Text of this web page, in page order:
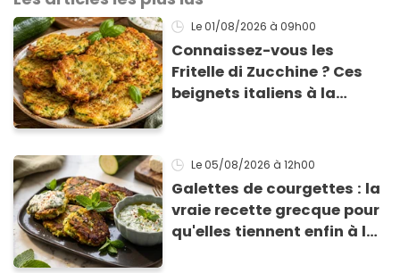
Le 01/08/2026 à 09h00
Connaissez-vous les
Fritelle di Zucchine ? Ces
beignets italiens à la
Le 05/08/2026 à 12h00
Galettes de courgettes : la
vraie recette grecque pour
qu'elles tiennent enfin à la